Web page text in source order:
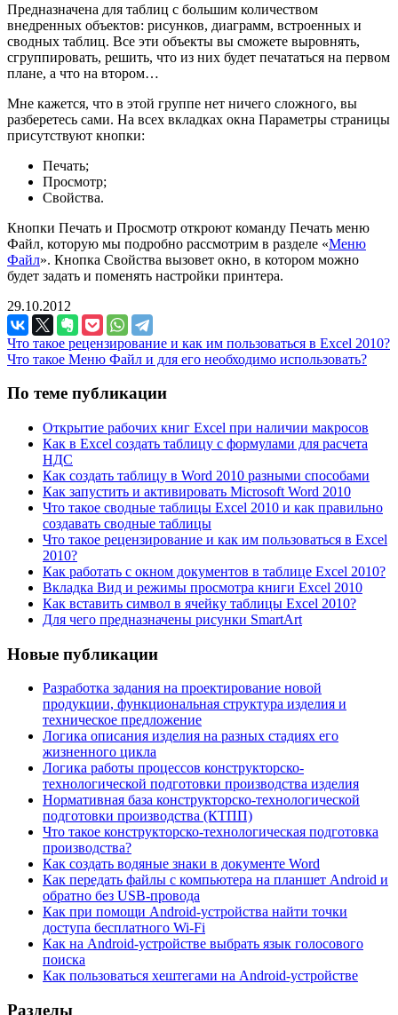
Предназначена для таблиц с большим количеством
внедренных объектов: рисунков, диаграмм, встроенных и
сводных таблиц. Все эти объекты вы сможете выровнять,
сгруппировать, решить, что из них будет печататься на первом
плане, а что на втором…
Мне кажется, что в этой группе нет ничего сложного, вы
разберетесь сами. На всех вкладках окна Параметры страницы
присутствуют кнопки:
Печать;
Просмотр;
Свойства.
Кнопки Печать и Просмотр откроют команду Печать меню
Файл, которую мы подробно рассмотрим в разделе «Меню
Файл». Кнопка Свойства вызовет окно, в котором можно
будет задать и поменять настройки принтера.
29.10.2012
Что такое рецензирование и как им пользоваться в Excel 2010?
Что такое Меню Файл и для его необходимо использовать?
По теме публикации
Открытие рабочих книг Excel при наличии макросов
Как в Excel создать таблицу с формулами для расчета
НДС
Как создать таблицу в Word 2010 разными способами
Как запустить и активировать Microsoft Word 2010
Что такое сводные таблицы Excel 2010 и как правильно
создавать сводные таблицы
Что такое рецензирование и как им пользоваться в Excel
2010?
Как работать с окном документов в таблице Excel 2010?
Вкладка Вид и режимы просмотра книги Excel 2010
Как вставить символ в ячейку таблицы Excel 2010?
Для чего предназначены рисунки SmartArt
Новые публикации
Разработка задания на проектирование новой
продукции, функциональная структура изделия и
техническое предложение
Логика описания изделия на разных стадиях его
жизненного цикла
Логика работы процессов конструкторско-
технологической подготовки производства изделия
Нормативная база конструкторско-технологической
подготовки производства (КТПП)
Что такое конструкторско-технологическая подготовка
производства?
Как создать водяные знаки в документе Word
Как передать файлы с компьютера на планшет Android и
обратно без USB-провода
Как при помощи Android-устройства найти точки
доступа бесплатного Wi-Fi
Как на Android-устройстве выбрать язык голосового
поиска
Как пользоваться хештегами на Android-устройстве
Разделы